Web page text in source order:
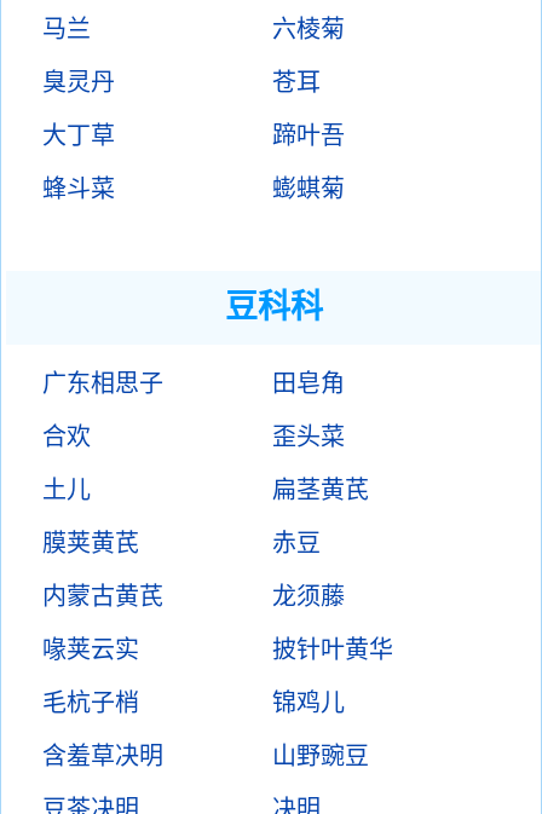
马兰
六棱菊
臭灵丹
苍耳
大丁草
蹄叶吾
蜂斗菜
蟛蜞菊
豆科科
广东相思子
田皂角
合欢
歪头菜
土儿
扁茎黄芪
膜荚黄芪
赤豆
内蒙古黄芪
龙须藤
喙荚云实
披针叶黄华
毛杭子梢
锦鸡儿
含羞草决明
山野豌豆
豆茶决明
决明